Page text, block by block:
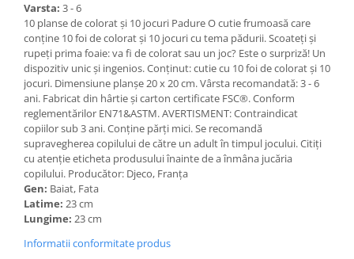
Varsta: 3 - 6
10 planse de colorat și 10 jocuri Padure O cutie frumoasă care
conține 10 foi de colorat și 10 jocuri cu tema pădurii. Scoateți și
rupeți prima foaie: va fi de colorat sau un joc? Este o surpriză! Un
dispozitiv unic și ingenios. Conținut: cutie cu 10 foi de colorat și 10
jocuri. Dimensiune planșe 20 x 20 cm. Vârsta recomandată: 3 - 6
ani. Fabricat din hârtie și carton certificate FSC®. Conform
reglementărilor EN71&ASTM. AVERTISMENT: Contraindicat
copiilor sub 3 ani. Conține părți mici. Se recomandă
supravegherea copilului de către un adult în timpul jocului. Citiți
cu atenție eticheta produsului înainte de a înmâna jucăria
copilului. Producător: Djeco, Franța
Gen: Baiat, Fata
Latime: 23 cm
Lungime: 23 cm
Informatii conformitate produs